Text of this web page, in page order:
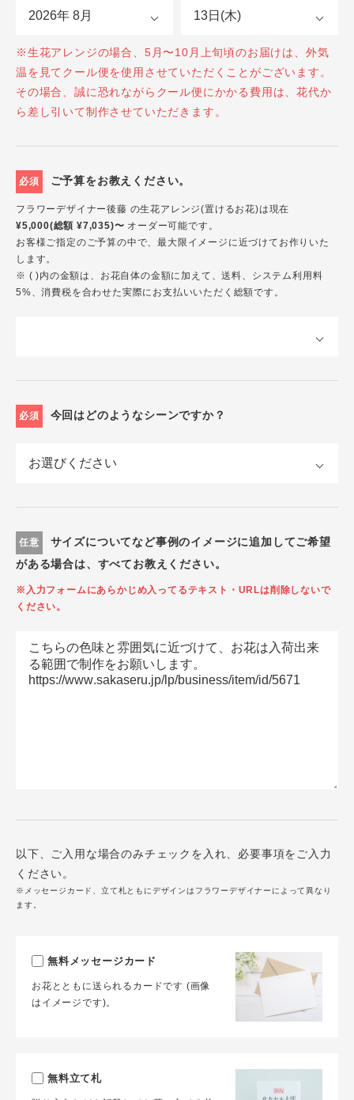
※生花アレンジの場合、5月〜10月上旬頃のお届けは、外気
温を見てクール便を使用させていただくことがございます。
その場合、誠に恐れながらクール便にかかる費用は、花代か
ら差し引いて制作させていただきます。
必須 ご予算をお教えください。
フラワーデザイナー後藤 の生花アレンジ(置けるお花)は現在
¥5,000(総額 ¥7,035)〜 オーダー可能です。
お客様ご指定のご予算の中で、最大限イメージに近づけてお作りいた
します。
※ ( )内の金額は、お花自体の金額に加えて、送料、システム利用料
5%、消費税を合わせた実際にお支払いいただく総額です。
必須 今回はどのようなシーンですか？
任意
サイズについてなど事例のイメージに追加してご希望
がある場合は、すべてお教えください。
※入力フォームにあらかじめ入ってるテキスト・URLは削除しないで
ください。
以下、ご入用な場合のみチェックを入れ、必要事項をご入力
ください。
※メッセージカード、立て札ともにデザインはフラワーデザイナーによって異なり
ます。
無料メッセージカード
お花とともに送られるカードです (画像
はイメージです)。
無料立て札